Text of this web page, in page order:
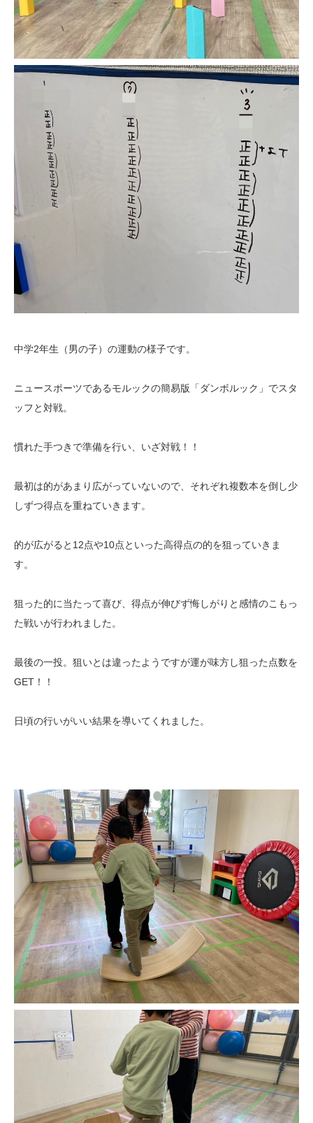
中学2年生（男の子）の運動の様子です。
ニュースポーツであるモルックの簡易版「ダンボルック」でスタ
ッフと対戦。
慣れた手つきで準備を行い、いざ対戦！！
最初は的があまり広がっていないので、それぞれ複数本を倒し少
しずつ得点を重ねていきます。
的が広がると12点や10点といった高得点の的を狙っていきま
す。
狙った的に当たって喜び、得点が伸びず悔しがりと感情のこもっ
た戦いが行われました。
最後の一投。狙いとは違ったようですが運が味方し狙った点数を
GET！！
日頃の行いがいい結果を導いてくれました。